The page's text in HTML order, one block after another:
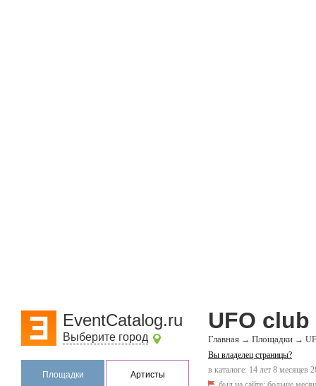
EventCatalog.ru
Выберите город
Площадки Артисты
UFO club
Главная → Площадки →
Вы владелец страницы?
в каталоге: 14 лет 8 месяцев